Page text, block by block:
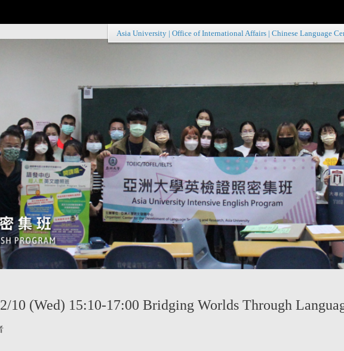
Asia University Office of International Affairs Chinese Language
10 (Wed) 15:10-17:00 Bridging Worlds Through